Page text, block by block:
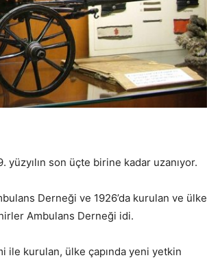
yüzyılın son üçte birine kadar uzanıyor.
Derneği ve 1926’da kurulan ve ülke
Ambulans Derneği idi.
ile kurulan, ülke çapında yeni yetkin